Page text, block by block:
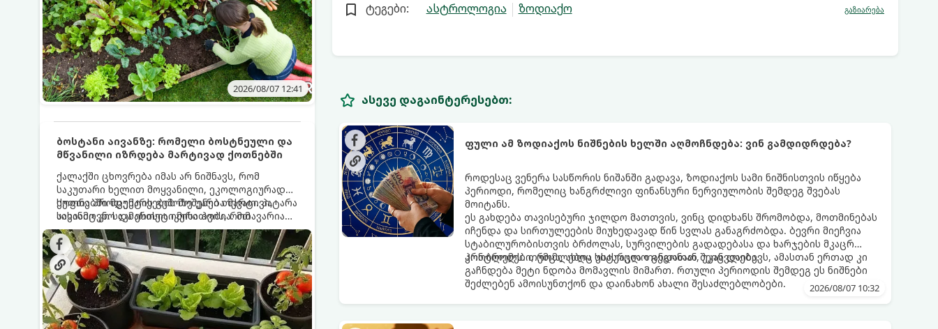
2026/08/07 12:41
ბოსტანი აივანზე: რომელი ბოსტნეული და
მწვანილი იზრდება მარტივად ქოთნებში
ქალაქში ცხოვრება იმას არ ნიშნავს, რომ
საკუთარი ხელით მოყვანილი, ეკოლოგიურად
სუფთა პროდუქტის გემოზე უარი თქვათ. პატარა
აივანიც კი საკმარისია იმისათვის, რომ
მოიწყოთ მინი-ბოსტანი, საიდანაც
ყოველდღიურად ახალ, არომატულ მწვანილსა
და ბოსტნეულს მოკრეფთ.
ქოთნებში მცენარეების მოშენება მარტივი,
სასიამოვნო და ესთეტიკური ჰობია. მთავარია
იცოდეთ, რომელი კულტურები ეგუებიან
ქოთნის პირობებს ყველაზე კარგად და როგორ
მოუაროთ მათ სწორად.
ტეგები: ასტროლოგია ზოდიაქო გაზიარება
ასევე დაგაინტერესებთ:
ფული ამ ზოდიაქოს ნიშნების ხელში აღმოჩნდება: ვინ გამდიდრდება?
როდესაც ვენერა სასწორის ნიშანში გადავა, ზოდიაქოს სამი ნიშნისთვის იწყება
პერიოდი, რომელიც ხანგრძლივი ფინანსური ნერვიულობის შემდეგ შვებას
მოიტანს.
ეს გახდება თავისებური ჯილდო მათთვის, ვინც დიდხანს შრომობდა, მოთმინებას
იჩენდა და სირთულეების მიუხედავად წინ სვლას განაგრძობდა. ბევრი მიეჩვია
სტაბილურობისთვის ბრძოლას, სურვილების გადადებასა და ხარჯების მკაცრ
კონტროლს. თუმცა, ახლა სიტუაცია თანდათან შეიცვლება.
პრობლემები, რომლებიც უსასრულო გეგონათ, უკან დაიხევს, ამასთან ერთად კი
გაჩნდება მეტი ნდობა მომავლის მიმართ. რთული პერიოდის შემდეგ ეს ნიშნები
შეძლებენ ამოისუნთქონ და დაინახონ ახალი შესაძლებლობები.
2026/08/07 10:32